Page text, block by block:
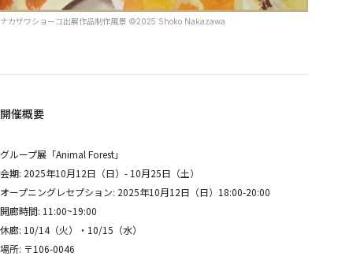
ナカザワショーコ出展作品制作風景 ©︎2025 Shoko Nakazawa
開催概要
グループ展「Animal Forest」
会期: 2025年10月12日（日）- 10月25日（土）
オープニングレセプション: 2025年10月12日（日）18:00-20:00
開廊時間: 11:00~19:00
休廊: 10/14（火）・10/15（水）
場所: 〒106-0046